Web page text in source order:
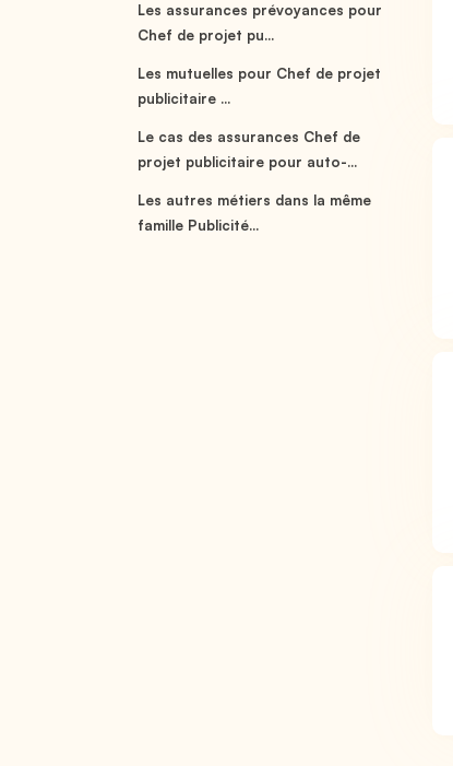
Les assurances prévoyances pour
Chef de projet pu...
Les mutuelles pour Chef de projet
publicitaire ...
Le cas des assurances Chef de
projet publicitaire pour auto-...
Les autres métiers dans la même
famille Publicité...